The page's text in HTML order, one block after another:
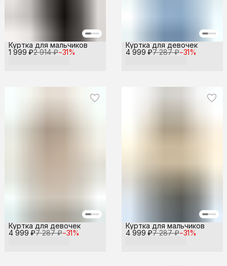
1 999 ₽2 914 ₽−31%
Куртка для мальчиков
4 999 ₽7 287 ₽−31%
Куртка для девочек
4 999 ₽7 287 ₽−31%
Куртка для девочек
4 999 ₽7 287 ₽−31%
Куртка для мальчиков